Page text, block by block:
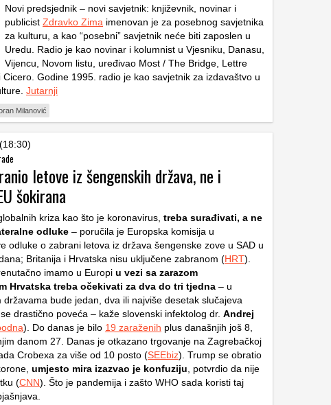
Novi predsjednik – novi savjetnik: književnik, novinar i
publicist Zdravko Zima imenovan je za posebnog savjetnika
za kulturu, a kao “posebni” savjetnik neće biti zaposlen u
Uredu. Radio je kao novinar i kolumnist u Vjesniku, Danasu,
Vijencu, Novom listu, uređivao Most / The Bridge, Lettre
Cicero. Godine 1995. radio je kao savjetnik za izdavaštvo u
Jutarnji
Milanović
letove iz šengenskih država, ne i
šokirana
kriza kao što je koronavirus, treba surađivati, a ne
odluke – poručila je Europska komisija u
odluke o zabrani letova iz država šengenske zove u SAD u
Britanija i Hrvatska nisu uključene zabranom (HRT).
imamo u Europi u vezi sa zarazom
Hrvatska treba očekivati za dva do tri tjedna – u
državama bude jedan, dva ili najviše desetak slučajeva
drastično poveća – kaže slovenski infektolog dr. Andrej
). Do danas je bilo 19 zaraženih plus današnjih još 8,
danom 27. Danas je otkazano trgovanje na Zagrebačkoj
Crobexa za više od 10 posto (SEEbiz). Trump se obratio
umjesto mira izazvao je konfuziju, potvrdio da nije
(CNN). Što je pandemija i zašto WHO sada koristi taj